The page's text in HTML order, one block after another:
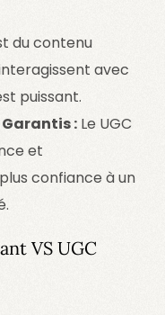
du contenu
avec
puissant.
: Le UGC
et
confiance à un
VS UGC